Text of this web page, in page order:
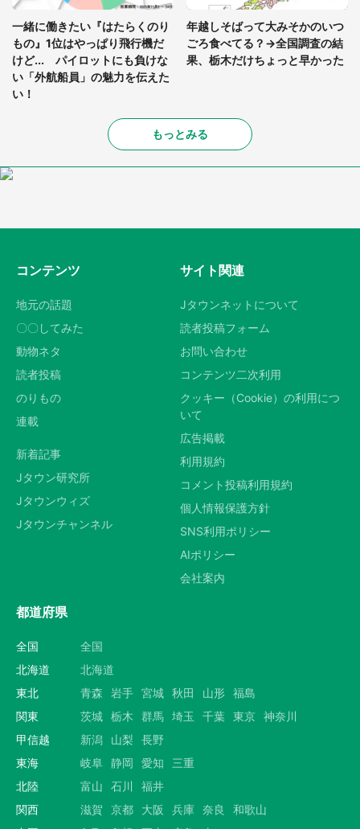
一緒に働きたい『はたらくのり
もの』1位はやっぱり飛行機だ
けど... パイロットにも負けな
い「外航船員」の魅力を伝えた
い！
年越しそばって大みそかのいつ
ごろ食べてる？→全国調査の結
果、栃木だけちょっと早かった
もっとみる
コンテンツ
地元の話題
〇〇してみた
動物ネタ
読者投稿
のりもの
連載
新着記事
Jタウン研究所
Jタウンウィズ
Jタウンチャンネル
サイト関連
Jタウンネットについて
読者投稿フォーム
お問い合わせ
コンテンツ二次利用
クッキー（Cookie）の利用につ
いて
広告掲載
利用規約
コメント投稿利用規約
個人情報保護方針
SNS利用ポリシー
AIポリシー
会社案内
都道府県
全国
全国
北海道
北海道
東北
青森 岩手 宮城 秋田 山形 福島
関東
茨城 栃木 群馬 埼玉 千葉 東京 神奈川
甲信越
新潟 山梨
長野
東海
岐阜 静岡 愛知
三重
北陸
富山 石川
福井
関西
滋賀 京都 大阪 兵庫 奈良
和歌山